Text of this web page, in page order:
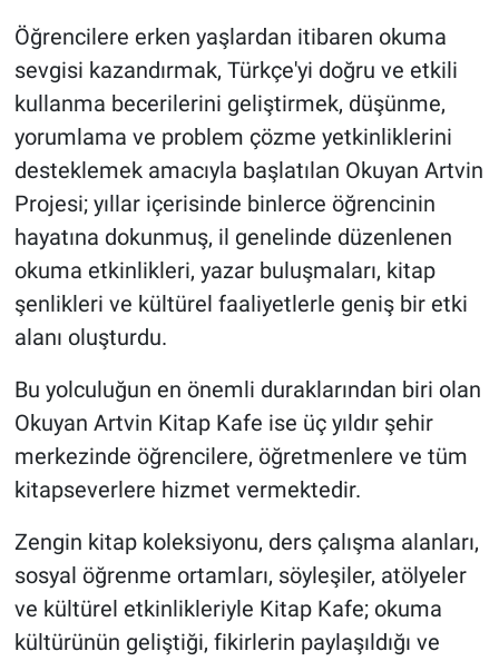
Öğrencilere erken yaşlardan itibaren okuma
sevgisi kazandırmak, Türkçe'yi doğru ve etkili
kullanma becerilerini geliştirmek, düşünme,
yorumlama ve problem çözme yetkinliklerini
desteklemek amacıyla başlatılan Okuyan Artvin
Projesi; yıllar içerisinde binlerce öğrencinin
hayatına dokunmuş, il genelinde düzenlenen
okuma etkinlikleri, yazar buluşmaları, kitap
şenlikleri ve kültürel faaliyetlerle geniş bir etki
alanı oluşturdu.
Bu yolculuğun en önemli duraklarından biri olan
Okuyan Artvin Kitap Kafe ise üç yıldır şehir
merkezinde öğrencilere, öğretmenlere ve tüm
kitapseverlere hizmet vermektedir.
Zengin kitap koleksiyonu, ders çalışma alanları,
sosyal öğrenme ortamları, söyleşiler, atölyeler
ve kültürel etkinlikleriyle Kitap Kafe; okuma
kültürünün geliştiği, fikirlerin paylaşıldığı ve